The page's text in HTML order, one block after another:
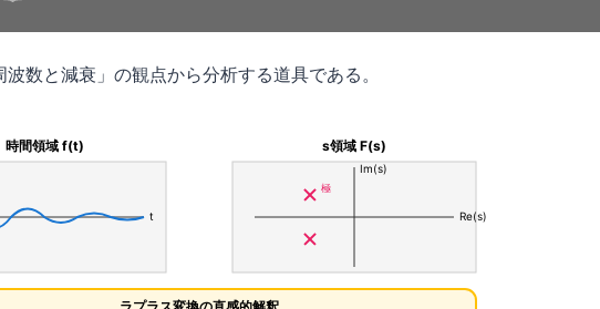
数と減衰」の観点から分析する道具である。
時間領域 f(t)
t
s領域 F(s)
Re(s)
Im(s)
極